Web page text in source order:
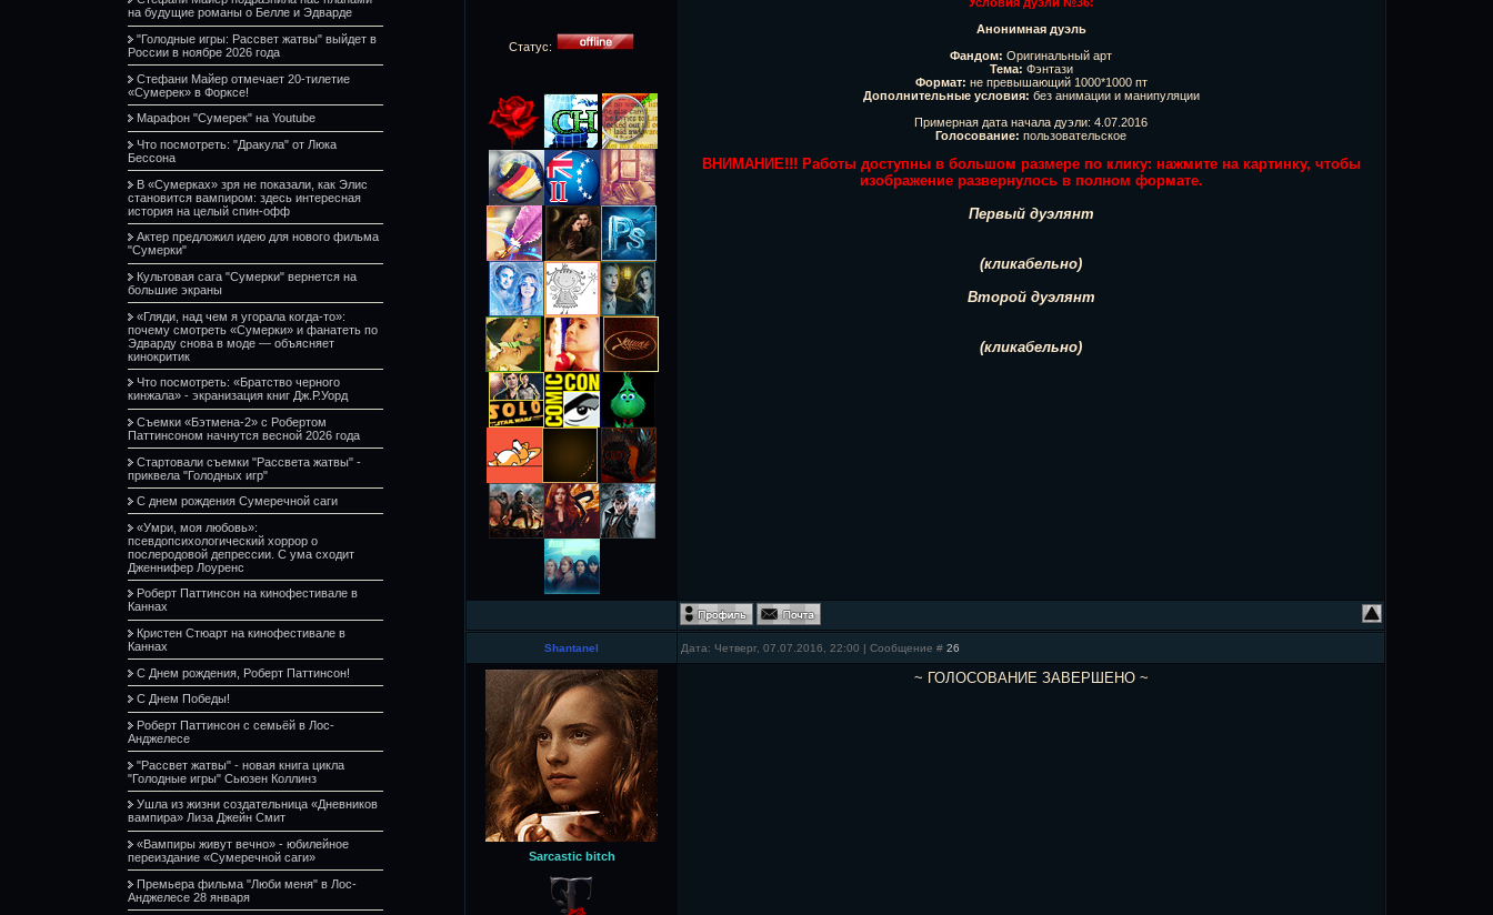
на будущие романы о Белле и Эдварде
"Голодные игры: Рассвет жатвы" выйдет в
России в ноябре 2026 года
Стефани Майер отмечает 20-тилетие
«Сумерек» в Форксе!
Марафон "Сумерек" на Youtube
Что посмотреть: "Дракула" от Люка
Бессона
В «Сумерках» зря не показали, как Элис
становится вампиром: здесь интересная
история на целый спин-офф
Актер предложил идею для нового фильма
"Сумерки"
Культовая сага "Сумерки" вернется на
большие экраны
«Гляди, над чем я угорала когда-то»:
почему смотреть «Сумерки» и фанатеть по
Эдварду снова в моде — объясняет
кинокритик
Что посмотреть: «Братство черного
кинжала» - экранизация книг Дж.Р.Уорд
Съемки «Бэтмена-2» с Робертом
Паттинсоном начнутся весной 2026 года
Стартовали съемки "Рассвета жатвы" -
приквела "Голодных игр"
С днем рождения Сумеречной саги
«Умри, моя любовь»:
псевдопсихологический хоррор о
послеродовой депрессии. С ума сходит
Дженнифер Лоуренс
Роберт Паттинсон на кинофестивале в
Каннах
Кристен Стюарт на кинофестивале в
Каннах
С Днем рождения, Роберт Паттинсон!
С Днем Победы!
Роберт Паттинсон с семьёй в Лос-
Анджелесе
"Рассвет жатвы" - новая книга цикла
"Голодные игры" Сьюзен Коллинз
Ушла из жизни создательница «Дневников
вампира» Лиза Джейн Смит
«Вампиры живут вечно» - юбилейное
переиздание «Сумеречной саги»
Премьера фильма "Люби меня" в Лос-
Анджелесе 28 января
Статус:
Анонимная дуэль
Фандом: Оригинальный арт
Тема: Фэнтази
Формат: не превышающий 1000*1000 пт
Дополнительные условия: без анимации и манипуляции
Примерная дата начала дуэли: 4.07.2016
Голосование: пользовательское
ВНИМАНИЕ!!! Работы доступны в большом размере по клику: нажмите на картинку, чтобы
изображение развернулось в полном формате.
Первый дуэлянт
(кликабельно)
Второй дуэлянт
(кликабельно)
Shantanel Дата: Четверг, 07.07.2016, 22:00 | Сообщение # 26
Sarcastic bitch
~ ГОЛОСОВАНИЕ ЗАВЕРШЕНО ~